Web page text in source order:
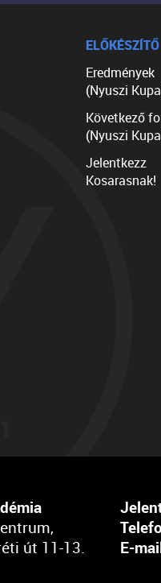
ELŐKÉSZÍTŐ
Eredmények
(Nyuszi
Következő
(Nyuszi
Jelentkezz
Kosarasnak!
út 11-13.
E-